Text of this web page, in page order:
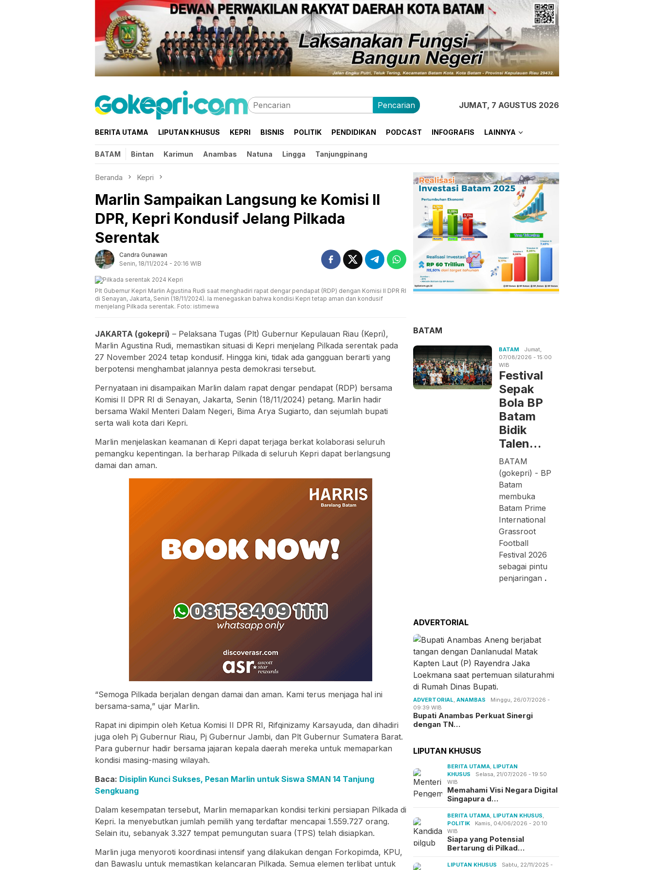
Pencarian JUMAT, 7 AGUSTUS 2026
BERITA UTAMA LIPUTAN KHUSUS KEPRI BISNIS POLITIK PENDIDIKAN PODCAST INFOGRAFIS LAINNYA
BATAM Bintan Karimun Anambas Natuna Lingga Tanjungpinang
Beranda Kepri
Marlin Sampaikan Langsung ke Komisi II
DPR, Kepri Kondusif Jelang Pilkada
Serentak
Candra Gunawan
Senin, 18/11/2024 - 20:16 WIB
Plt Gubernur Kepri Marlin Agustina Rudi saat menghadiri rapat dengar pendapat (RDP) dengan Komisi II DPR RI
di Senayan, Jakarta, Senin (18/11/2024). Ia menegaskan bahwa kondisi Kepri tetap aman dan kondusif
menjelang Pilkada serentak. Foto: istimewa
JAKARTA (gokepri) – Pelaksana Tugas (Plt) Gubernur Kepulauan Riau (Kepri),
Marlin Agustina Rudi, memastikan situasi di Kepri menjelang Pilkada serentak pada
27 November 2024 tetap kondusif. Hingga kini, tidak ada gangguan berarti yang
berpotensi menghambat jalannya pesta demokrasi tersebut.
Pernyataan ini disampaikan Marlin dalam rapat dengar pendapat (RDP) bersama
Komisi II DPR RI di Senayan, Jakarta, Senin (18/11/2024) petang. Marlin hadir
bersama Wakil Menteri Dalam Negeri, Bima Arya Sugiarto, dan sejumlah bupati
serta wali kota dari Kepri.
Marlin menjelaskan keamanan di Kepri dapat terjaga berkat kolaborasi seluruh
pemangku kepentingan. Ia berharap Pilkada di seluruh Kepri dapat berlangsung
damai dan aman.
“Semoga Pilkada berjalan dengan damai dan aman. Kami terus menjaga hal ini
bersama-sama,” ujar Marlin.
Rapat ini dipimpin oleh Ketua Komisi II DPR RI, Rifqinizamy Karsayuda, dan dihadiri
juga oleh Pj Gubernur Riau, Pj Gubernur Jambi, dan Plt Gubernur Sumatera Barat.
Para gubernur hadir bersama jajaran kepala daerah mereka untuk memaparkan
kondisi masing-masing wilayah.
Baca: Disiplin Kunci Sukses, Pesan Marlin untuk Siswa SMAN 14 Tanjung
Sengkuang
Dalam kesempatan tersebut, Marlin memaparkan kondisi terkini persiapan Pilkada di
Kepri. Ia menyebutkan jumlah pemilih yang terdaftar mencapai 1.559.727 orang.
Selain itu, sebanyak 3.327 tempat pemungutan suara (TPS) telah disiapkan.
Marlin juga menyoroti koordinasi intensif yang dilakukan dengan Forkopimda, KPU,
dan Bawaslu untuk memastikan kelancaran Pilkada. Semua elemen terlibat untuk
BATAM
BATAM
Jumat,
07/08/2026 - 15:00
WIB
Festival
Sepak
Bola BP
Batam
Bidik
Talen…
BATAM
(gokepri) - BP
Batam
membuka
Batam Prime
International
Grassroot
Football
Festival 2026
sebagai pintu
penjaringan .
ADVERTORIAL
ADVERTORIAL ,ANAMBAS
Minggu, 26/07/2026 -
09:39 WIB
Bupati Anambas Perkuat Sinergi
dengan TN…
LIPUTAN KHUSUS
BERITA UTAMA LIPUTAN
KHUSUS
Selasa, 21/07/2026 - 19:50
WIB
Memahami Visi Negara Digital
Singapura d…
BERITA UTAMA LIPUTAN KHUSUS
POLITIK
Kamis, 04/06/2026 - 20:10
WIB
Siapa yang Potensial
Bertarung di Pilkad…
LIPUTAN KHUSUS
Sabtu, 22/11/2025 -